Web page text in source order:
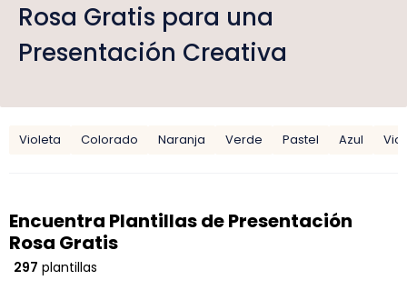
Rosa Gratis para una
Presentación Creativa
Violeta Colorado Naranja Verde Pastel Azul
Encuentra Plantillas de Presentación
Rosa Gratis
297 plantillas